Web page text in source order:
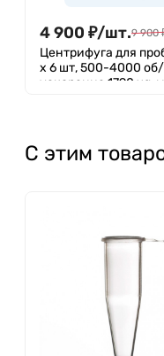
4 900 ₽/шт.9 900
Центрифуга для
х 6 шт, 500-4000
ускорение 1790 xg,
С этим